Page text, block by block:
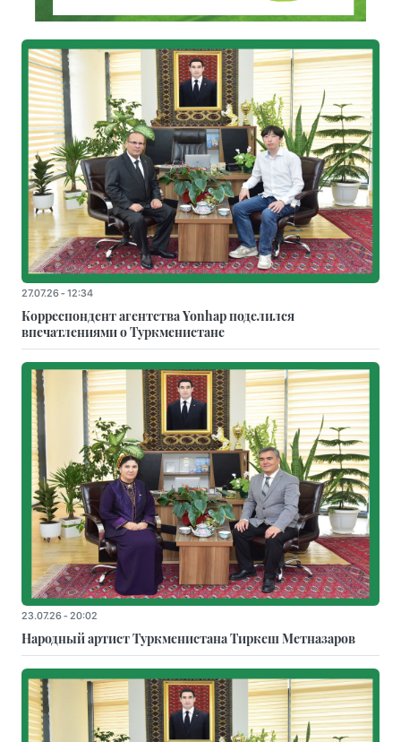
27.07.26 - 12:34
Корреспондент агентства Yonhap поделился
впечатлениями о Туркменистане
23.07.26 - 20:02
Народный артист Туркменистана Тиркеш Мeтназаров